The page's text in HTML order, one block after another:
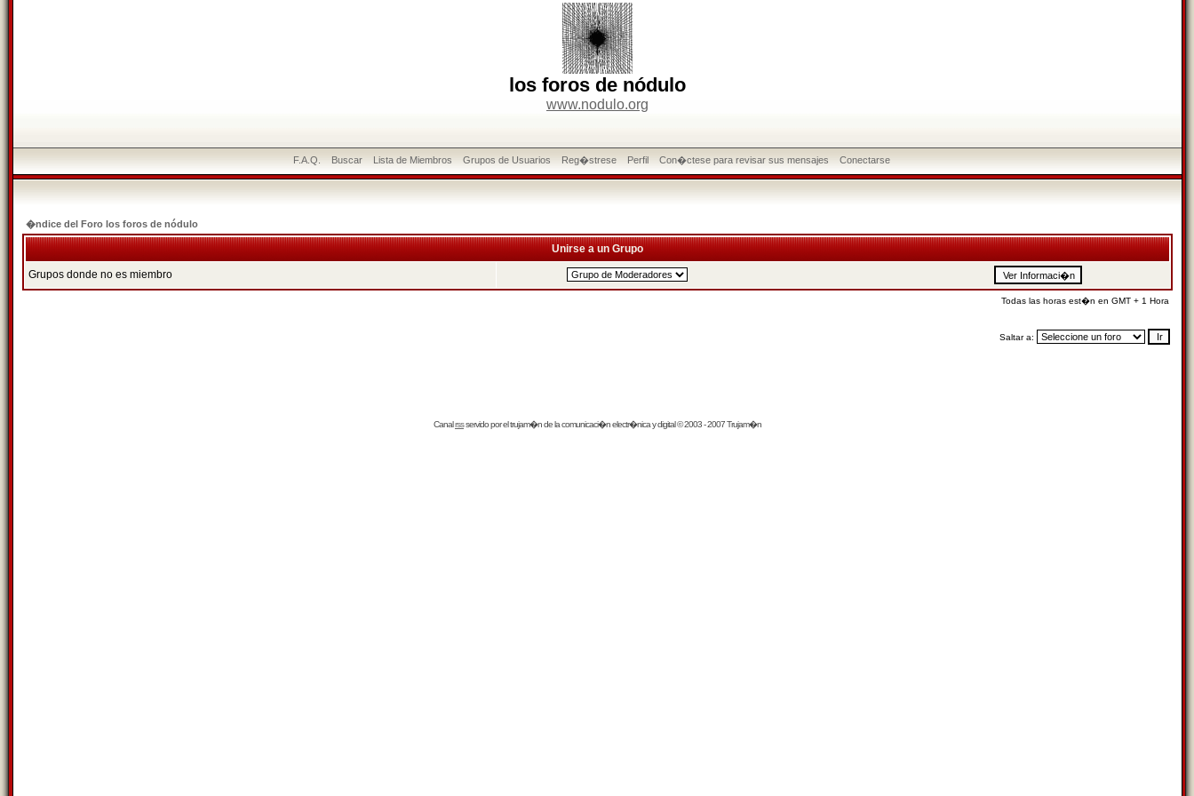
los foros de nódulo
www.nodulo.org
F.A.Q. Buscar Lista de Miembros Grupos de Usuarios Reg�strese Perfil Con�ctese para revisar sus mensajes Conectarse
�ndice del Foro los foros de nódulo
Unirse a un Grupo
Grupos donde no es miembro
Todas las horas est�n en GMT + 1 Hora
Saltar a:
Canalrssservido por eltrujam�nde la comunicaci�n electr�nica y digital © 2003 - 2007 Trujam�n